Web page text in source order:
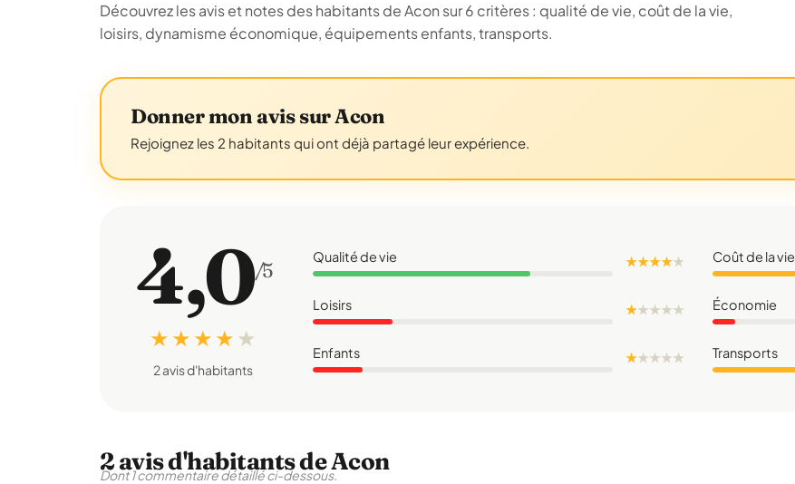
Découvrez les avis et notes des habitants de Acon sur 6 critères : qualité de vie, coût de la vie,
loisirs, dynamisme économique, équipements enfants, transports.
Donner mon avis sur Acon
Rejoignez les 2 habitants qui ont déjà partagé leur expérience.
4,0/5
★ ★ ★ ★ ★
2 avis d'habitants
Qualité de vie ★ ★ ★ ★★ Coût de la vie
Loisirs ★★★★★ Économie
Enfants ★★★★★ Transports
2 avis d'habitants de Acon
Dont 1 commentaire détaillé ci-dessous.